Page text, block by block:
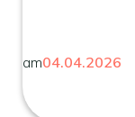
am04.04.2026